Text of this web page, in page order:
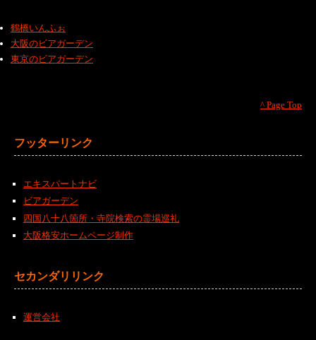
鶴橋いんふぉ
大阪のビアガーデン
東京のビアガーデン
^ Page Top
フッターリンク
エキスパートナビ
ビアガーデン
四国八十八箇所・寺院検索の霊場巡礼
大阪格安ホームページ制作
セカンダリリンク
運営会社